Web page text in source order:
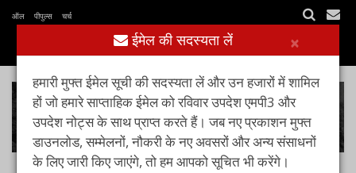
ऑल पीपुल्स चर्च
×
ईमेल की सदस्यता लें
हमारी मुफ्त ईमेल सूची की सदस्यता लें और उन हजारों में शामिल
हों जो हमारे साप्ताहिक ईमेल को रविवार उपदेश एमपी3 और
उपदेश नोट्स के साथ प्राप्त करते हैं। जब नए प्रकाशन मुफ्त
डाउनलोड, सम्मेलनों, नौकरी के नए अवसरों और अन्य संसाधनों
के लिए जारी किए जाएंगे, तो हम आपको सूचित भी करेंगे।